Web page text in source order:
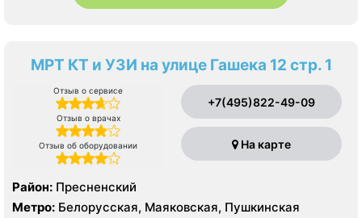
МРТ КТ и УЗИ на улице Гашека 12 стр. 1
Отзыв о сервисе
Отзыв о врачах
Отзыв об оборудовании
+7(495)822-49-09
На карте
Район: Пресненский
Метро: Белорусская, Маяковская, Пушкинская